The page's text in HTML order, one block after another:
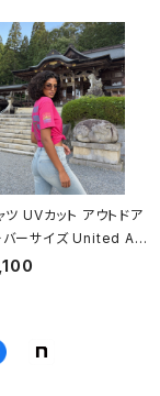
ツ UVカット アウトドア
バーサイズ United At
ドライシルキー
アンダー ウェア カット